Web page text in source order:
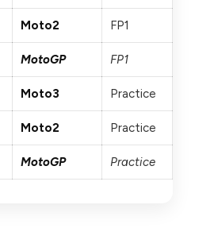
Moto2 FP1
MotoGP FP1
Moto3 Practice
Moto2 Practice
MotoGP Practice